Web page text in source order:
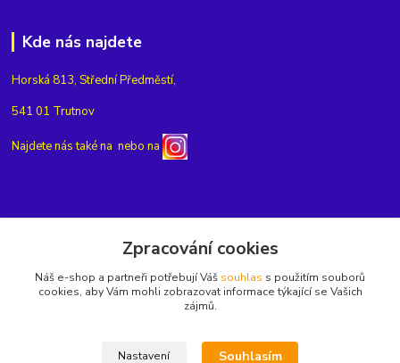
Kde nás najdete
Horská 813, Střední Předměstí,
541 01 Trutnov
Najdete nás také na nebo na
+420775654704
Zpracování cookies
Náš e-shop a partneři potřebují Váš souhlas s použitím souborů
cookies, aby Vám mohli zobrazovat informace týkající se Vašich
zájmů.
Nastavení Souhlasím